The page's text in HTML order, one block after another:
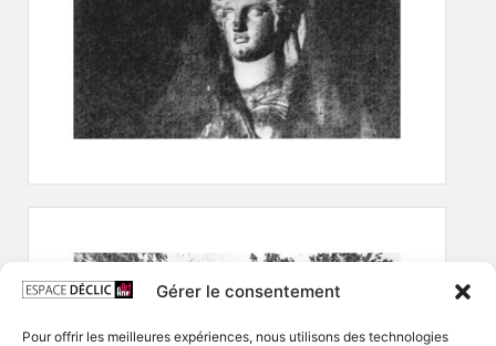
Gérer le consentement
Pour offrir les meilleures expériences, nous utilisons des technologies